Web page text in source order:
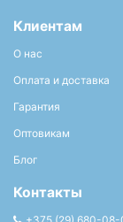
Клиентам
О нас
Оплата и доставка
Гарантия
Оптовикам
Блог
Контакты